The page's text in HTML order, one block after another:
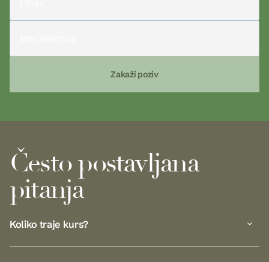
Često postavljana
pitanja
Koliko traje kurs?
Kurs ima 15 poglavlja i traje preko 5 sati.